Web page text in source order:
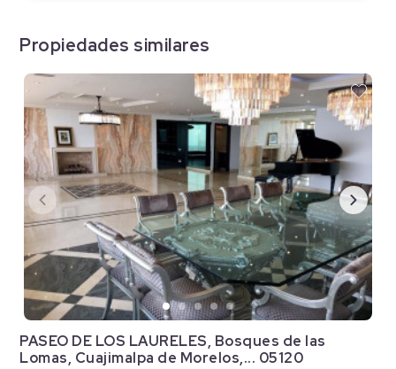
Propiedades similares
PASEO DE LOS LAURELES, Bosques de las
Lomas, Cuajimalpa de Morelos,... 05120